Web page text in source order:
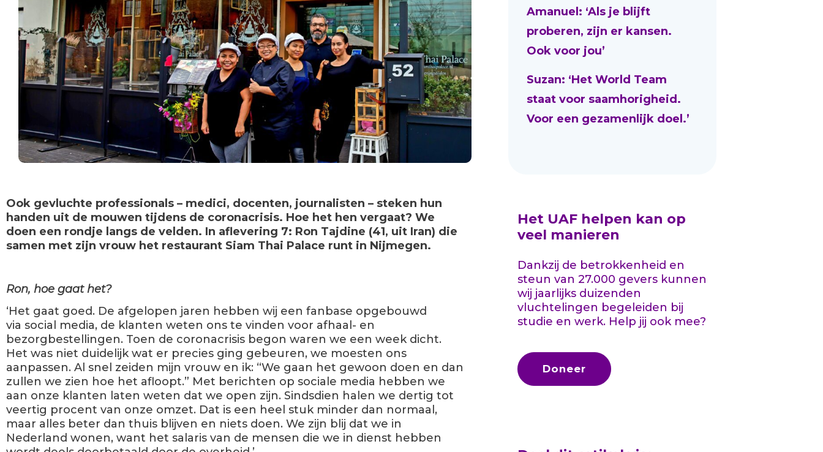
Ook gevluchte professionals – medici, docenten, journalisten – steken hun
handen uit de mouwen tijdens de coronacrisis. Hoe het hen vergaat? We
doen een rondje langs de velden. In aflevering 7: Ron Tajdine (41, uit Iran) die
samen met zijn vrouw het restaurant Siam Thai Palace runt in Nijmegen.
Ron, hoe gaat het?
‘Het gaat goed. De afgelopen jaren hebben wij een fanbase opgebouwd
via social media, de klanten weten ons te vinden voor afhaal- en
bezorgbestellingen. Toen de coronacrisis begon waren we een week dicht.
Het was niet duidelijk wat er precies ging gebeuren, we moesten ons
aanpassen. Al snel zeiden mijn vrouw en ik: “We gaan het gewoon doen en dan
zullen we zien hoe het afloopt.” Met berichten op sociale media hebben we
aan onze klanten laten weten dat we open zijn. Sindsdien halen we dertig tot
veertig procent van onze omzet. Dat is een heel stuk minder dan normaal,
maar alles beter dan thuis blijven en niets doen. We zijn blij dat we in
Nederland wonen, want het salaris van de mensen die we in dienst hebben
Amanuel: ‘Als je blijft
proberen, zijn er kansen.
Ook voor jou’
Suzan: ‘Het World Team
staat voor saamhorigheid.
Voor een gezamenlijk doel.’
Het UAF helpen kan op
veel manieren
Dankzij de betrokkenheid en
steun van 27.000 gevers kunnen
wij jaarlijks duizenden
vluchtelingen begeleiden bij
studie en werk. Help jij ook mee?
Doneer